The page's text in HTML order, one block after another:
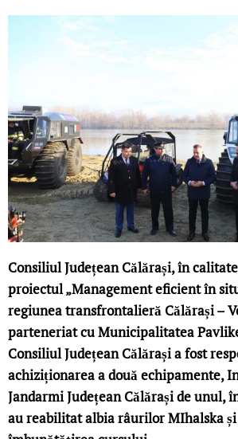
Consiliul Județean Călărași, în
proiectul „Management eficient în
regiunea transfrontalieră Călărași –
parteneriat cu Municipalitatea
Consiliul Județean Călărași a fost
achiziționarea a două echipamente,
Jandarmi Județean Călărași de unul,
au reabilitat albia râurilor MIhalska